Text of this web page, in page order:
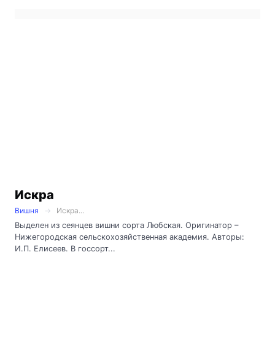
Искра
Вишня
Искра...
Выделен из сеянцев вишни сорта Любская. Оригинатор –
Нижегородская сельскохозяйственная академия. Авторы:
И.П. Елисеев. В госсорт...